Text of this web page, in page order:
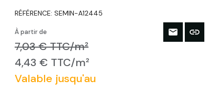
RÉFÉRENCE: SEMIN-A12445
À partir de
7,03 € TTC/m²
4,43 € TTC/m²
Valable jusqu'au